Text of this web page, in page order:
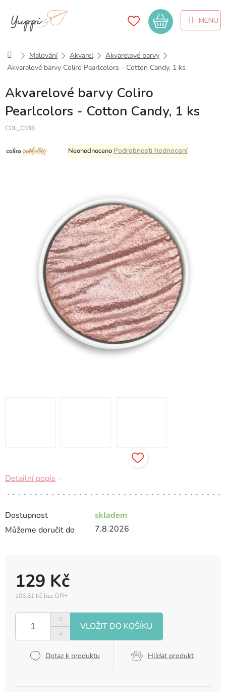
obsah
Nákupní
košík
DomůMalování Akvarel
Akvarelové barvy
Akvarelové barvy Coliro Pearlcolors - Cotton Candy, 1 ks
Akvarelové barvy Coliro
Pearlcolors - Cotton Candy, 1 ks
COL_C036
Průměrné
hodnocení
hvězdiček.
NeohodnocenoPodrobnosti hodnocení
Dostupnost
skladem
Můžeme doručit do
7.8.2026
129 Kč
106,61 Kč bez DPH
cena:
Dotaz k produktu Hlídat produkt
Detailní popis